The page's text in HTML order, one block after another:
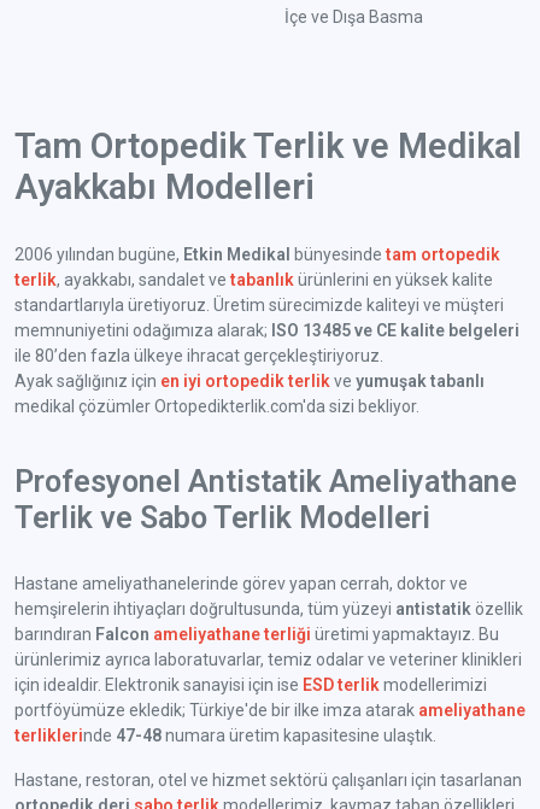
İçe ve Dışa Basma
Tam Ortopedik Terlik ve Medikal
Ayakkabı Modelleri
2006 yılından bugüne, Etkin Medikal bünyesindetam ortopedik
terlik, ayakkabı, sandalet vetabanlık ürünlerini en yüksek kalite
standartlarıyla üretiyoruz. Üretim sürecimizde kaliteyi ve müşteri
memnuniyetini odağımıza alarak; ISO 13485 ve CE kalite belgeleri
ile 80’den fazla ülkeye ihracat gerçekleştiriyoruz.
Ayak sağlığınız için en iyi ortopedik terlik ve yumuşak tabanlı
medikal çözümler Ortopedikterlik.com'da sizi bekliyor.
Profesyonel Antistatik Ameliyathane
Terlik ve Sabo Terlik Modelleri
Hastane ameliyathanelerinde görev yapan cerrah, doktor ve
hemşirelerin ihtiyaçları doğrultusunda, tüm yüzeyi antistatik özellik
barındıran Falcon ameliyathane terliği üretimi yapmaktayız. Bu
ürünlerimiz ayrıca laboratuvarlar, temiz odalar ve veteriner klinikleri
için idealdir. Elektronik sanayisi için ise ESD terlik modellerimizi
portföyümüze ekledik; Türkiye'de bir ilke imza atarak ameliyathane
terliklerinde 47-48numara üretim kapasitesine ulaştık.
Hastane, restoran, otel ve hizmet sektörü çalışanları için tasarlanan